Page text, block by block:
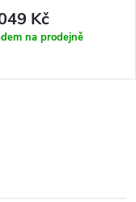
Kč
na prodejně